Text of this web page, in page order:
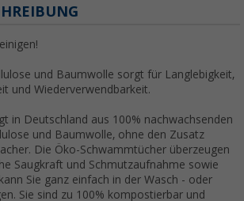
und Baumwolle sorgt für Langlebigkeit,
und Wiederverwendbarkeit.
in Deutschland aus 100% nachwachsenden
und Baumwolle, ohne den Zusatz
Die Öko-Schwammtücher überzeugen
Saugkraft und Schmutzaufnahme sowie
Sie ganz einfach in der Wasch - oder
Sie sind zu 100% kompostierbar und